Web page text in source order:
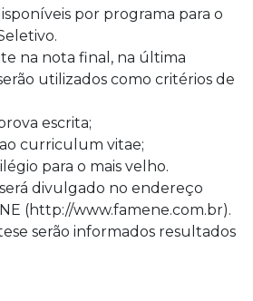
por programa para o
na nota final, na última
utilizados como critérios de
escrita;
curriculum vitae;
para o mais velho.
divulgado no endereço
(http://www.famene.com.br).
serão informados resultados